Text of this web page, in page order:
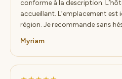
conforme à la description.
accueillant. L’emplacement est
région. Je recommande sans
Myriam